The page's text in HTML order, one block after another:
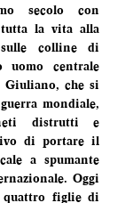
secolo con
la vita alla
colline di
uomo centrale
Giuliano, che si
mondiale,
distrutti e
di portare il
a spumante
Oggi
quattro figlie di